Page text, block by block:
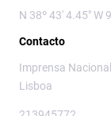
N 38º 43' 4.45" W
Contacto
Imprensa
Lisboa